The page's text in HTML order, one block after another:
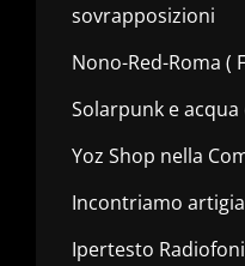
sovrapposizioni
Nono-Red-Roma (
Solarpunk e acqua
Yoz Shop nella
Incontriamo
Ipertesto